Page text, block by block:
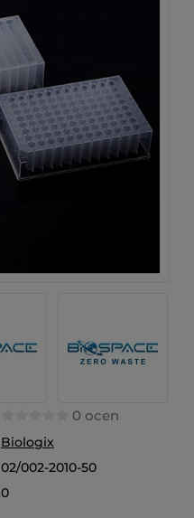
0 ocen
Biologix
02/002-2010-50
0